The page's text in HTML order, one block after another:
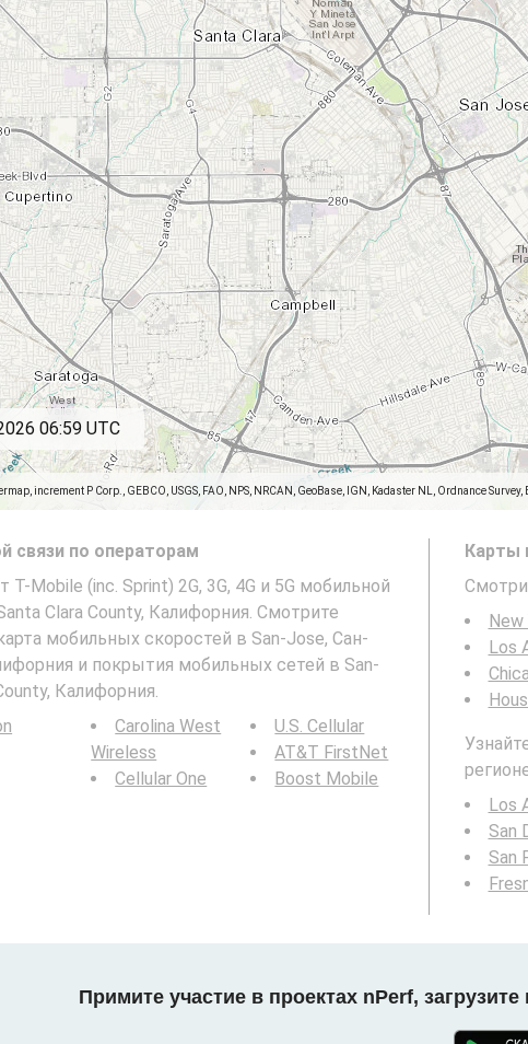
increment P Corp., GEBCO, USGS, FAO, NPS, NRCAN, GeoBase, IGN, Kadaster NL, Ordnance
06:59 UTC
связи по операторам
Mobile (inc. Sprint) 2G, 3G, 4G и 5G мобильной
Clara County, Калифорния. Смотрите
мобильных скоростей в San-Jose, Сан-
и покрытия мобильных сетей в San-
Калифорния.
Carolina West
Wireless
Cellular One
U.S. Cellular
AT&T FirstNet
Boost Mobile
Карты
New
Los
Los
San
San
Примите участие в проектах nPerf,